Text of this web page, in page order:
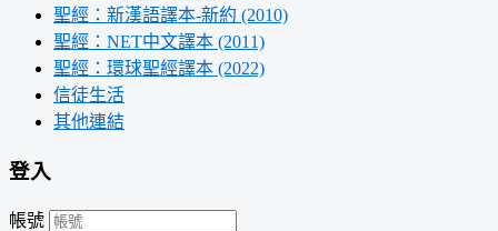
聖經：新漢語譯本-新約 (2010)
聖經：NET中文譯本 (2011)
聖經：環球聖經譯本 (2022)
信徒生活
其他連結
登入
帳號